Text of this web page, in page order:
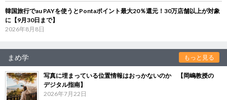
韓国旅行でau PAYを使うとPontaポイント最大20％還元！30万店舗以上が対象
に【9月30日まで】
2026年8月8日
まめ学 もっと見る
写真に埋まっている位置情報はおっかないのか 【岡嶋教授の
デジタル指南】
2026年7月22日